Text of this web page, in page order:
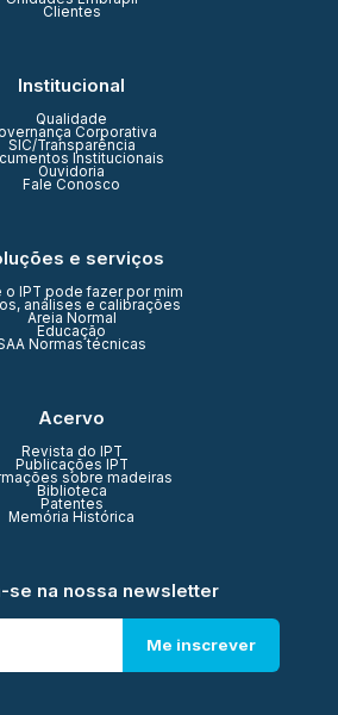
Clientes
Institucional
Qualidade
Corporativa
SIC/Transparência
Institucionais
Ouvidoria
Fale Conosco
e serviços
o IPT pode fazer por mim
análises e calibrações
Areia Normal
Educação
Normas técnicas
Acervo
Revista do IPT
Publicações IPT
sobre madeiras
Biblioteca
Patentes
Memória Histórica
se na nossa newsletter
Me inscrever